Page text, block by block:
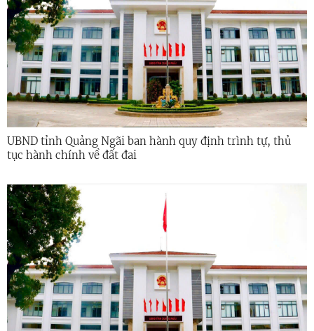
UBND tỉnh Quảng Ngãi ban hành quy định trình tự, thủ
tục hành chính về đất đai